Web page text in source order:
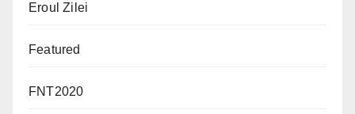
Eroul Zilei
Featured
FNT2020